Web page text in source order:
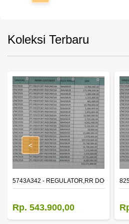
Koleksi Terbaru
WINDOW,LH
5743A342 - REGULATOR,RR DOOR
Rp. 543.900,00
<